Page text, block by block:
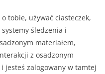
tobie, używać ciasteczek,
śledzenia i
materiałem,
z osadzonym
jesteś zalogowany w tamtej